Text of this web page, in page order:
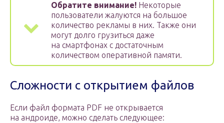
Обратите внимание! Некоторые
пользователи жалуются на большое
количество рекламы в них. Также они
могут долго грузиться даже
на смартфонах с достаточным
количеством оперативной памяти.
Сложности с открытием файлов
Если файл формата PDF не открывается
на андроиде, можно сделать следующее: